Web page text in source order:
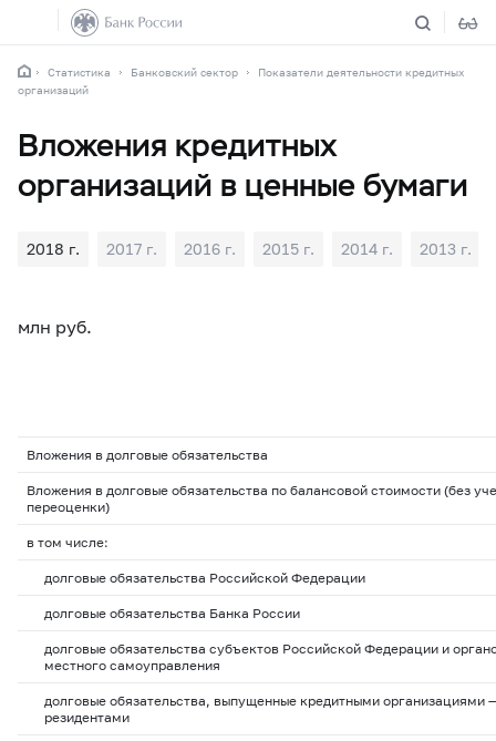
Статистика Банковский сектор
Показатели деятельности кредитных
организаций
Вложения кредитных
организаций в ценные бумаги
2018 г. 2017 г. 2016 г. 2015 г. 2014 г. 2013 г.
млн руб.
Вложения в долговые обязательства
Вложения в долговые обязательства по балансовой стоимости (без
переоценки)
в том числе:
долговые обязательства Российской Федерации
долговые обязательства Банка России
долговые обязательства субъектов Российской Федерации и
местного самоуправления
долговые обязательства, выпущенные кредитными организациями
резидентами